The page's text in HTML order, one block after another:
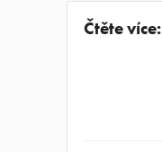
Čtěte více: